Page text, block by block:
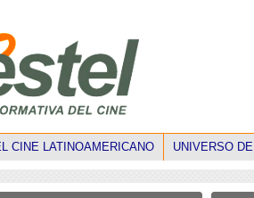
CINE LATINOAMERICANO UNIVERSO